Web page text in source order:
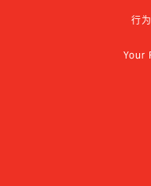
行
Your